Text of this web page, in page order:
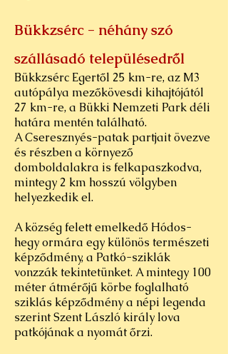
Bükkzsérc - néhány szó
szállásadó településedről
Bükkzsérc Egertől 25 km-re, az M3
autópálya mezőkövesdi kihajtójától
27 km-re, a Bükki Nemzeti Park déli
határa mentén található.
A Cseresznyés-patak partjait övezve
és részben a környező
domboldalakra is felkapaszkodva,
mintegy 2 km hosszú völgyben
helyezkedik el.
A község felett emelkedő Hódos-
hegy ormára egy különös természeti
képződmény, a Patkó-sziklák
vonzzák tekintetünket. A mintegy 100
méter átmérőjű körbe foglalható
sziklás képződmény a népi legenda
szerint Szent László király lova
patkójának a nyomát őrzi.